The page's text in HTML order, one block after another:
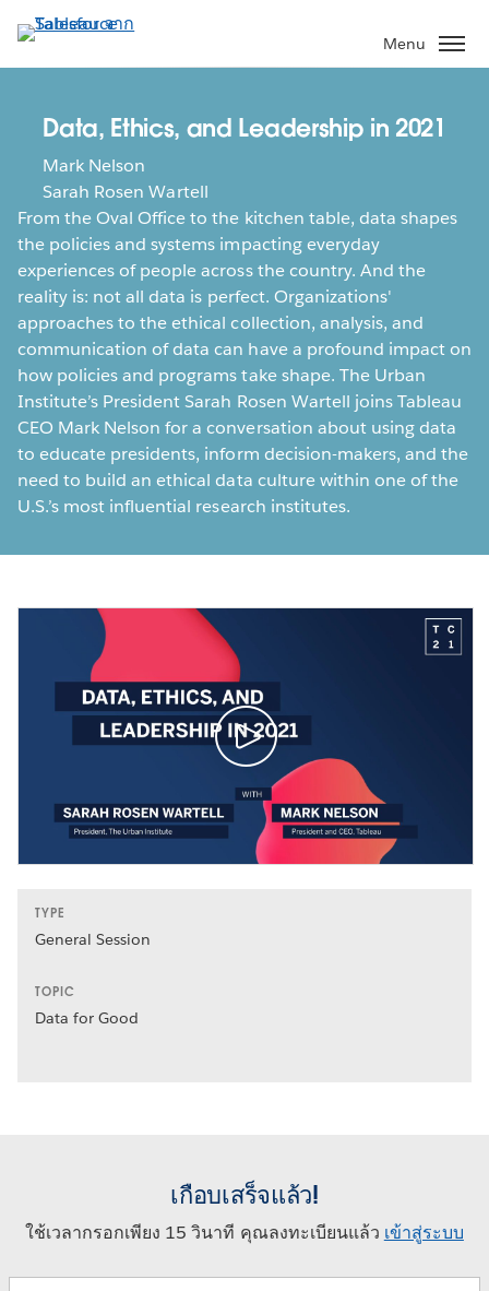
ไป
ที่
Menu
Data, Ethics, and Leadership in 2021
Mark Nelson
Sarah Rosen Wartell
From the Oval Office to the kitchen table, data shapes
the policies and systems impacting everyday
experiences of people across the country. And the
reality is: not all data is perfect. Organizations'
approaches to the ethical collection, analysis, and
communication of data can have a profound impact on
how policies and programs take shape. The Urban
Institute’s President Sarah Rosen Wartell joins Tableau
CEO Mark Nelson for a conversation about using data
to educate presidents, inform decision-makers, and the
need to build an ethical data culture within one of the
U.S.’s most influential research institutes.
TYPE
General Session
TOPIC
Data for Good
เกือบเสร็จแล้ว!
ใช้เวลากรอกเพียง 15 วินาที คุณลงทะเบียนแล้ว เข้าสู่ระบบ